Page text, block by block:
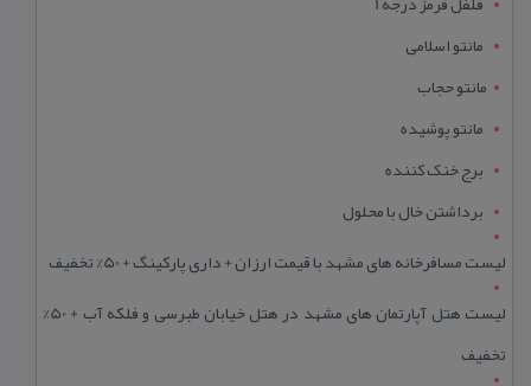
مانتو اسلامی
مانتو حجاب
مانتو پوشیده
برج خنک کننده
برداشتن خال با محلول
لیست مسافرخانه های مشهد با قیمت ارزان + داری پارکینگ + 50% تخفیف
لیست هتل آپارتمان های مشهد در هتل خیابان طبرسی و فلکه آب + 50%
تخفیف